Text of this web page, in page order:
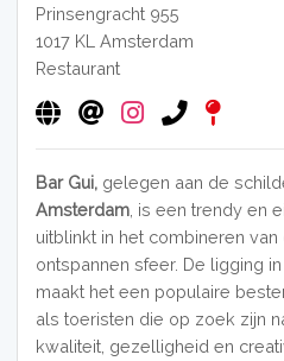
Prinsengracht 955
1017 KL Amsterdam
Restaurant
Bar Gui,gelegen aan de
Amsterdam, is een trendy en
uitblinkt in het combineren
ontspannen sfeer. De ligging
maakt het een populaire
als toeristen die op zoek zijn
kwaliteit, gezelligheid en